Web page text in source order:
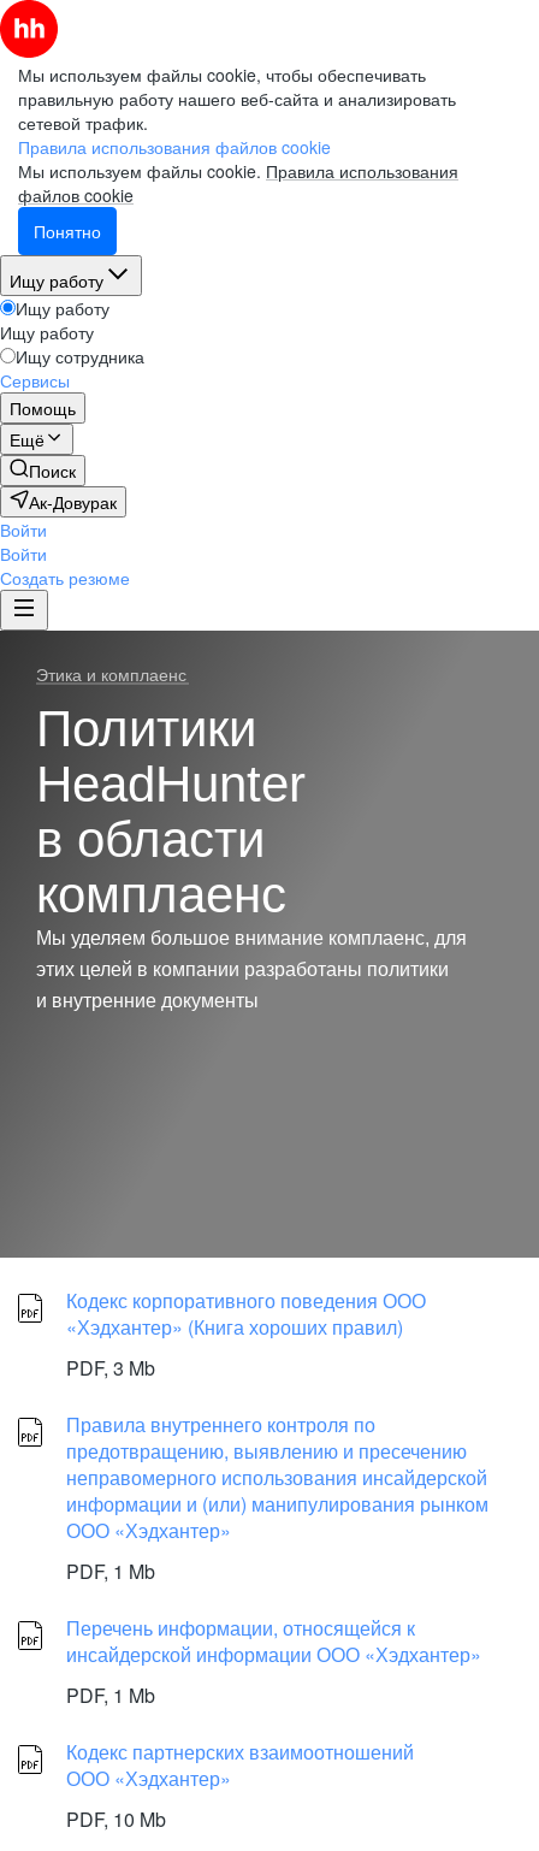
Мы используем файлы cookie, чтобы обеспечивать
правильную работу нашего веб-сайта и анализировать
сетевой трафик.
Правила использования файлов cookie
Мы используем файлы cookie. Правила использования
файлов cookie
Понятно
Ищу работу
Ищу работу
Ищу работу
Ищу сотрудника
Сервисы
Помощь
Ещё
Поиск
Ак-Довурак
Войти
Войти
Создать резюме
Этика и комплаенс
Политики
HeadHunter
в области
комплаенс
Мы уделяем большое внимание комплаенс, для
этих целей в компании разработаны политики
и внутренние документы
Кодекс корпоративного поведения ООО
«Хэдхантер» (Книга хороших правил)
PDF, 3 Mb
Правила внутреннего контроля по
предотвращению, выявлению и пресечению
неправомерного использования инсайдерской
информации и (или) манипулирования рынком
ООО «Хэдхантер»
PDF, 1 Mb
Перечень информации, относящейся к
инсайдерской информации ООО «Хэдхантер»
PDF, 1 Mb
Кодекс партнерских взаимоотношений
ООО «Хэдхантер»
PDF, 10 Mb